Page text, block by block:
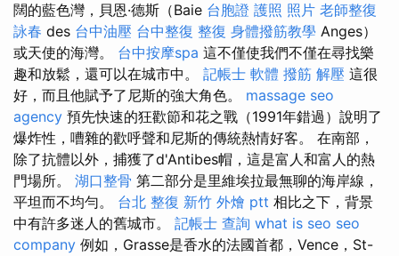
闊的藍色灣，貝恩·德斯（Baie 台胞證 護照 照片 老師整復
詠春 des 台中油壓 台中整復 整復 身體撥筋教學 Anges）
或天使的海灣。 台中按摩spa 這不僅使我們不僅在尋找樂
趣和放鬆，還可以在城市中。 記帳士 軟體 撥筋 解壓 這很
好，而且他賦予了尼斯的強大角色。 massage seo
agency 預先快速的狂歡節和花之戰（1991年錯過）說明了
爆炸性，嘈雜的歡呼聲和尼斯的傳統熱情好客。 在南部，
除了抗體以外，捕獲了d'Antibes帽，這是富人和富人的熱
門場所。 湖口整骨 第二部分是里維埃拉最無聊的海岸線，
平坦而不均勻。 台北 整復 新竹 外燴 ptt 相比之下，背景
中有許多迷人的舊城市。 記帳士 查詢 what is seo seo
company 例如，Grasse是香水的法國首都，Vence，St-